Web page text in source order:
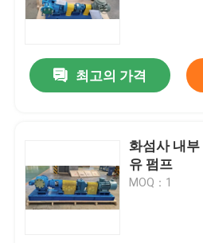
우리에 대하여
품질 관리
최고의 가격
화섬사 내
유 펌프
MOQ：1